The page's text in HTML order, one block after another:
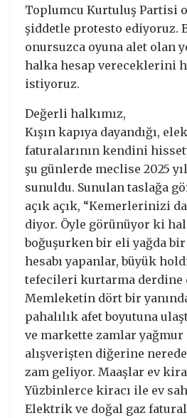
Toplumcu Kurtuluş Partisi
şiddetle protesto ediyoruz.
onursuzca oyuna alet olan
halka hesap vereceklerini
istiyoruz.
Değerli halkımız,
Kışın kapıya dayandığı,
faturalarının kendini
şu günlerde meclise 2025
sunuldu. Sunulan taslağa
açık açık, “Kemerlerinizi
diyor. Öyle görünüyor ki
boğuşurken bir eli yağda
hesabı yapanlar, büyük
tefecileri kurtarma derdine
Memleketin dört bir
pahalılık afet boyutuna
ve markette zamlar yağmur
alışverişten diğerine
zam geliyor. Maaşlar ev
Yüzbinlerce kiracı ile ev
Elektrik ve doğal gaz